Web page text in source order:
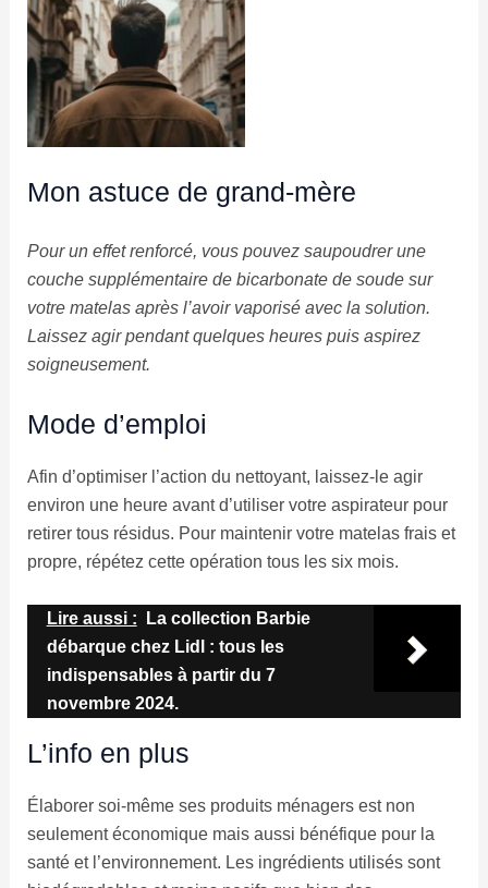
Mon astuce de grand-mère
Pour un effet renforcé, vous pouvez saupoudrer une
couche supplémentaire de bicarbonate de soude sur
votre matelas après l’avoir vaporisé avec la solution.
Laissez agir pendant quelques heures puis aspirez
soigneusement.
Mode d’emploi
Afin d’optimiser l’action du nettoyant, laissez-le agir
environ une heure avant d’utiliser votre aspirateur pour
retirer tous résidus. Pour maintenir votre matelas frais et
propre, répétez cette opération tous les six mois.
Lire aussi :
La collection Barbie
débarque chez Lidl : tous les
indispensables à partir du 7
novembre 2024.
L’info en plus
Élaborer soi-même ses produits ménagers est non
seulement économique mais aussi bénéfique pour la
santé et l’environnement. Les ingrédients utilisés sont